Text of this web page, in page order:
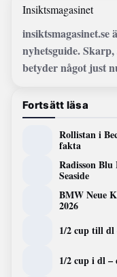
Insiktsmagasinet
insiktsmagasinet.se
nyhetsguide.
betyder något just
Fortsätt läsa
Rollistan i
fakta
Radisson
Seaside
BMW Neue
2026
1/2 cup till dl
1/2 cup i dl –